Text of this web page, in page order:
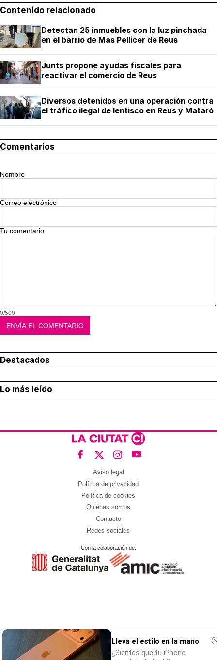
Contenido relacionado
Detectan 25 inmuebles con la luz pinchada
en el barrio de Mas Pellicer de Reus
Junts propone ayudas fiscales para
reactivar el comercio de Reus
Diversos detenidos en una operación contra
el tráfico ilegal de lentisco en Reus y Mataró
Comentarios
Nombre
Correo electrónico
Tu comentario
0/500
Destacados
Lo más leído
Aviso legal
Política de privacidad
Política de cookies
Quiénes somos
Contacto
Redes sociales
Con la colaboración de:
Lleva el estilo en la mano
¿Sientes que tu iPhone